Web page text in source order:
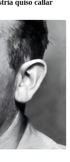
quiso callar